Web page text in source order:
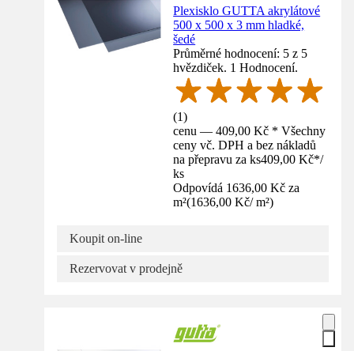
Plexisklo GUTTA akrylátové
500 x 500 x 3 mm hladké,
šedé
Průměrné hodnocení: 5 z 5
hvězdiček. 1 Hodnocení.
(1)
cenu — 409,00 Kč * Všechny
ceny vč. DPH a bez nákladů
na přepravu za ks409,00 Kč*/
ks
Odpovídá 1636,00 Kč za
m²(1636,00 Kč/ m²)
Koupit on-line
Rezervovat v prodejně